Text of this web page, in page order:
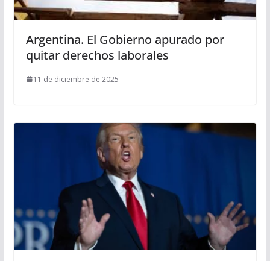
Argentina. El Gobierno apurado por
quitar derechos laborales
11 de diciembre de 2025